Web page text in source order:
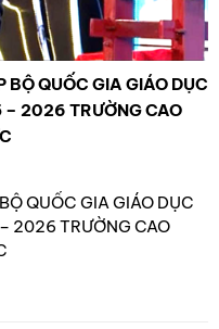
QUỐC GIA GIÁO DỤC
2026 TRƯỜNG CAO
QUỐC GIA GIÁO DỤC
2026 TRƯỜNG CAO